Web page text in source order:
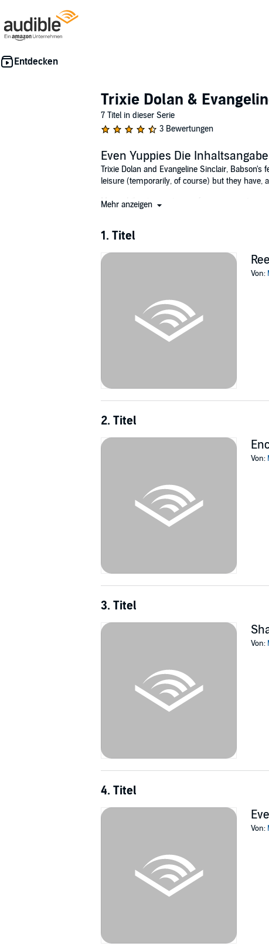
Trixie Dolan &
7 Titel in dieser Serie
3 Bewertungen
Even Yuppies Die Inhaltsangabe
Trixie Dolan and Evangeline Sinclair,
leisure (temporarily, of course) but they have,
Meanwhile, circumstances force a move to a
they become gleefully immersed in the
Curiosity changes to unease, however, the
plunged into the center of a perilous series of
Mehr anzeigen
1. Titel
Von:
2. Titel
Von:
3. Titel
Von:
4. Titel
Von: